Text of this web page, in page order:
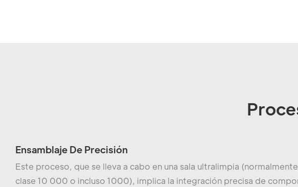
Ensamblaje De Precisión
Este proceso, que se lleva a cabo en una sala ultralimpia
clase 10 000 o incluso 1000), implica la integración precisa de